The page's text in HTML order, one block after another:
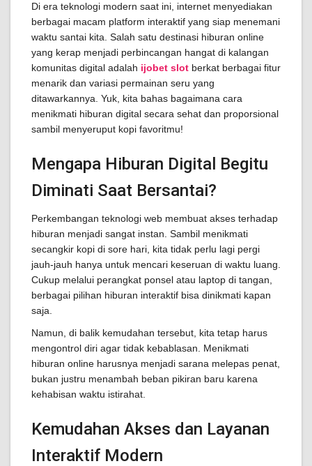
Di era teknologi modern saat ini, internet menyediakan
berbagai macam platform interaktif yang siap menemani
waktu santai kita. Salah satu destinasi hiburan online
yang kerap menjadi perbincangan hangat di kalangan
komunitas digital adalah ijobet slot berkat berbagai fitur
menarik dan variasi permainan seru yang
ditawarkannya. Yuk, kita bahas bagaimana cara
menikmati hiburan digital secara sehat dan proporsional
sambil menyeruput kopi favoritmu!
Mengapa Hiburan Digital Begitu
Diminati Saat Bersantai?
Perkembangan teknologi web membuat akses terhadap
hiburan menjadi sangat instan. Sambil menikmati
secangkir kopi di sore hari, kita tidak perlu lagi pergi
jauh-jauh hanya untuk mencari keseruan di waktu luang.
Cukup melalui perangkat ponsel atau laptop di tangan,
berbagai pilihan hiburan interaktif bisa dinikmati kapan
saja.
Namun, di balik kemudahan tersebut, kita tetap harus
mengontrol diri agar tidak kebablasan. Menikmati
hiburan online harusnya menjadi sarana melepas penat,
bukan justru menambah beban pikiran baru karena
kehabisan waktu istirahat.
Kemudahan Akses dan Layanan
Interaktif Modern